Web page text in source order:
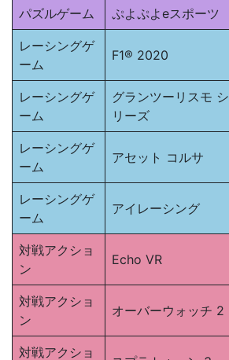
パズルゲーム ぷよぷよeスポーツ
レーシングゲ
ーム
F1® 2020
レーシングゲ
ーム
グランツーリスモ シ
リーズ
レーシングゲ
ーム
アセット コルサ
レーシングゲ
ーム
アイレーシング
対戦アクショ
ン
Echo VR
対戦アクショ
ン
オーバーウォッチ 2
対戦アクショ